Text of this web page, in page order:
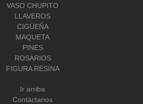
VASO CHUPITO
LLAVEROS
CIGÜEÑA
MAQUETA
PINES
ROSARIOS
FIGURA RESINA
Ir arriba
Contáctanos